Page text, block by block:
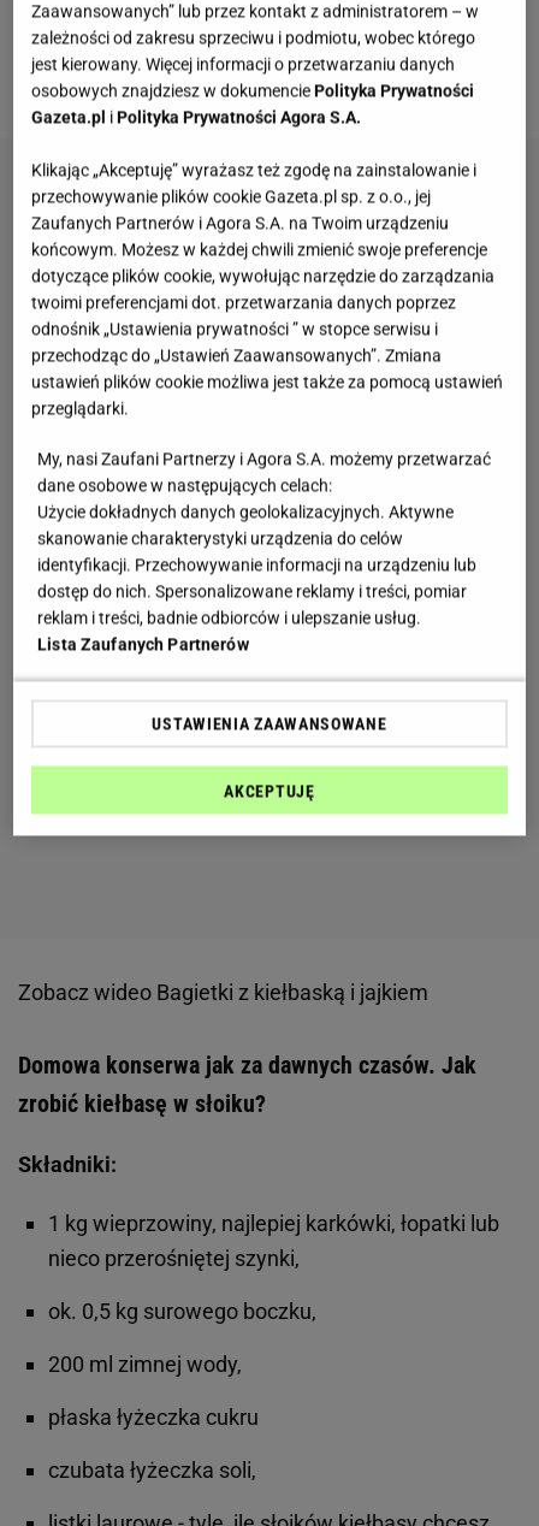
nie ma nic skomplikowanego - tylko sól, pieprz,
majeranek i czosnek. Tyle wystarczy, bo dobra
kiełbasa naprawdę więcej nie potrzebuje.
Zobacz wideo Bagietki z kiełbaską i jajkiem
Domowa konserwa jak za dawnych czasów. Jak
zrobić kiełbasę w słoiku?
Składniki:
1 kg wieprzowiny, najlepiej karkówki, łopatki lub
nieco przerośniętej szynki,
ok. 0,5 kg surowego boczku,
200 ml zimnej wody,
płaska łyżeczka cukru
czubata łyżeczka soli,
Zaawansowanych” lub przez kontakt z administratorem – w
zależności od zakresu sprzeciwu i podmiotu, wobec którego
jest kierowany. Więcej informacji o przetwarzaniu danych
osobowych znajdziesz w dokumenciePolityka Prywatności
Gazeta.pl iPolityka Prywatności Agora S.A.
Klikając „Akceptuję” wyrażasz też zgodę na zainstalowanie i
przechowywanie plików cookie Gazeta.pl sp. z o.o., jej
Zaufanych Partnerów i Agora S.A. na Twoim urządzeniu
końcowym. Możesz w każdej chwili zmienić swoje preferencje
dotyczące plików cookie, wywołując narzędzie do zarządzania
twoimi preferencjami dot. przetwarzania danych poprzez
odnośnik „Ustawienia prywatności ” w stopce serwisu i
przechodząc do „Ustawień Zaawansowanych”. Zmiana
ustawień plików cookie możliwa jest także za pomocą ustawień
przeglądarki.
My, nasi Zaufani Partnerzy i Agora S.A. możemy przetwarzać
dane osobowe w następujących celach:
Użycie dokładnych danych geolokalizacyjnych. Aktywne
skanowanie charakterystyki urządzenia do celów
identyfikacji. Przechowywanie informacji na urządzeniu lub
dostęp do nich. Spersonalizowane reklamy i treści, pomiar
reklam i treści, badnie odbiorców i ulepszanie usług.
Lista Zaufanych Partnerów
USTAWIENIA ZAAWANSOWANE
AKCEPTUJĘ